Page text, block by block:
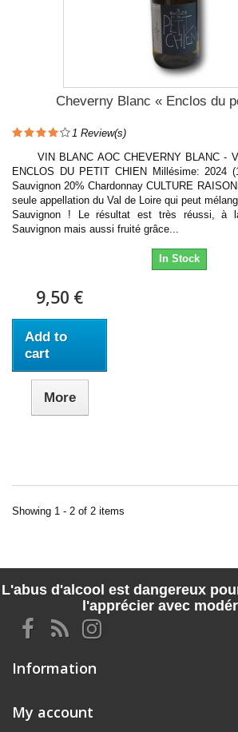
Cheverny Blanc « Enclos du
1 Review(s)
VIN BLANC AOC CHEVERNY BLANC -
ENCLOS DU PETIT CHIEN Millésime: 2024
Sauvignon 20% Chardonnay CULTURE
seule appellation du Val de Loire qui peut
Sauvignon ! Le résultat est très réussi, à
Sauvignon mais aussi fruité grâce...
In Stock
9,50 €
Add to
cart
More
Showing 1 - 2 of 2 items
L'abus d'alcool est dangereux
l'apprécier avec
Information
My account